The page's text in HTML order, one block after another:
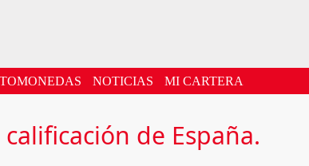
NOTICIAS MI CARTERA
de España.